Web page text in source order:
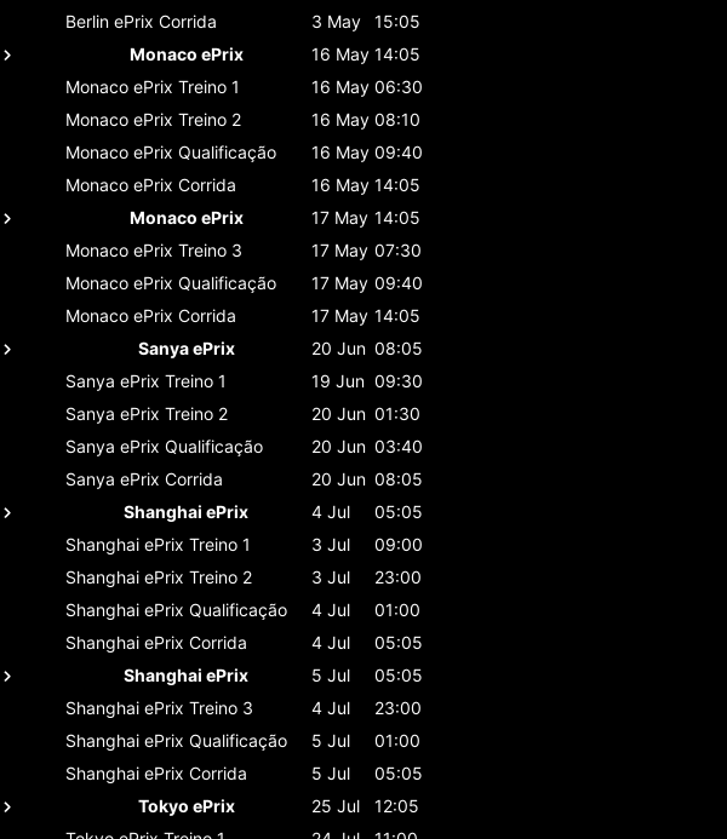
Berlin ePrix Corrida 3 May
15:05
Monaco ePrix
16 May 14:05
Monaco ePrix Treino 1 16 May 06:30
Monaco ePrix Treino 2 16 May 08:10
Monaco ePrix Qualificação 16 May 09:40
Monaco ePrix Corrida 16 May 14:05
Monaco ePrix
17 May 14:05
Monaco ePrix Treino 3 17 May 07:30
Monaco ePrix Qualificação 17 May 09:40
Monaco ePrix Corrida 17 May 14:05
Sanya ePrix
20 Jun 08:05
Sanya ePrix Treino 1 19 Jun 09:30
Sanya ePrix Treino 2 20 Jun 01:30
Sanya ePrix Qualificação 20 Jun 03:40
Sanya ePrix Corrida 20 Jun 08:05
Shanghai ePrix
4 Jul
05:05
Shanghai ePrix Treino 1 3 Jul
09:00
Shanghai ePrix Treino 2 3 Jul
23:00
Shanghai ePrix Qualificação 4 Jul
01:00
Shanghai ePrix Corrida 4 Jul
05:05
Shanghai ePrix
5 Jul
05:05
Shanghai ePrix Treino 3 4 Jul
23:00
Shanghai ePrix Qualificação 5 Jul
01:00
Shanghai ePrix Corrida 5 Jul
05:05
Tokyo ePrix
25 Jul
12:05